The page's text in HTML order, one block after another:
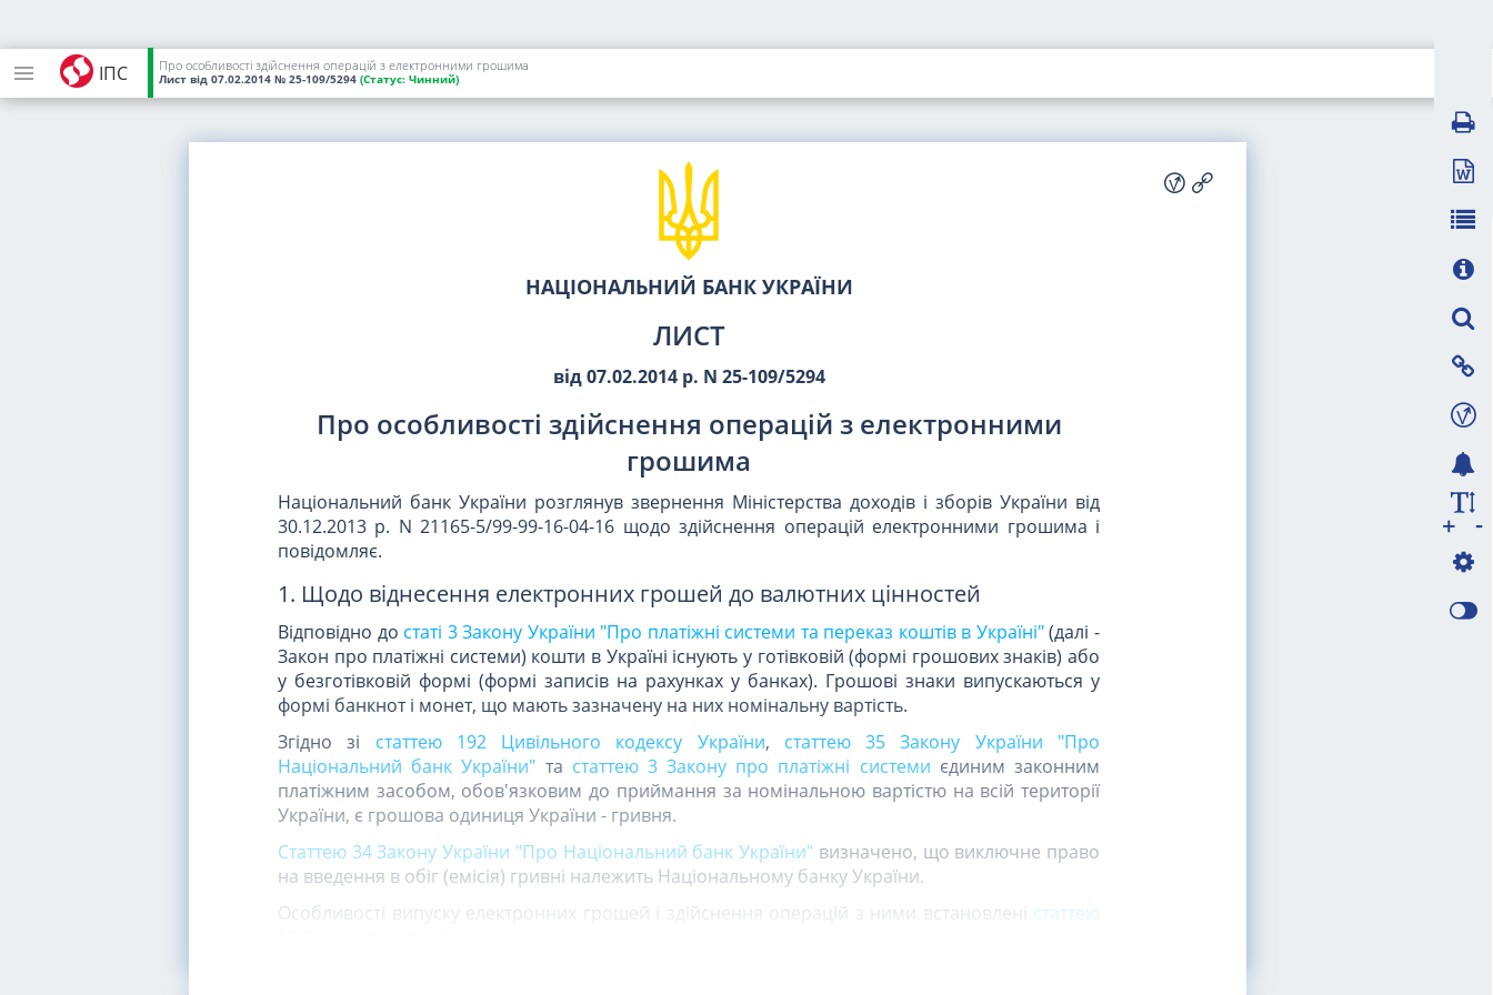
ІПС Про особливості здійснення операцій з електронними грошима
Лист від 07.02.2014 № 25-109/5294 (Статус: Чинний)
НАЦІОНАЛЬНИЙ БАНК УКРАЇНИ
ЛИСТ
від 07.02.2014 р. N 25-109/5294
Про особливості здійснення операцій з електронними
грошима
Національний банк України розглянув звернення Міністерства доходів і зборів України від
30.12.2013 р. N 21165-5/99-99-16-04-16 щодо здійснення операцій електронними грошима і
повідомляє.
1. Щодо віднесення електронних грошей до валютних цінностей
Відповідно до статі 3 Закону України "Про платіжні системи та переказ коштів в Україні"(далі -
Закон про платіжні системи) кошти в Україні існують у готівковій (формі грошових знаків) або
у безготівковій формі (формі записів на рахунках у банках). Грошові знаки випускаються у
формі банкнот і монет, що мають зазначену на них номінальну вартість.
Згідно зі статтею 192 Цивільного кодексу України, статтею 35 Закону України "Про
Національний банк України" та статтею 3 Закону про платіжні системи єдиним законним
платіжним засобом, обов'язковим до приймання за номінальною вартістю на всій території
України, є грошова одиниця України - гривня.
Статтею 34 Закону України "Про Національний банк України" визначено, що виключне право
на введення в обіг (емісія) гривні належить Національному банку України.
Особливості випуску електронних грошей і здійснення операцій з ними встановлені статтею
-
+